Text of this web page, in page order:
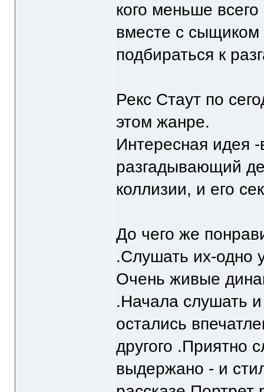
кого меньше
вместе с сыщиком
подбираться к
Рекс Стаут по
этом жанре.
Интересная идея
разгадывающий
коллизии, и его
До чего же
.Слушать их-одно
Очень живые
.Начала слушать
остались
другого .Приятно
выдержано - и